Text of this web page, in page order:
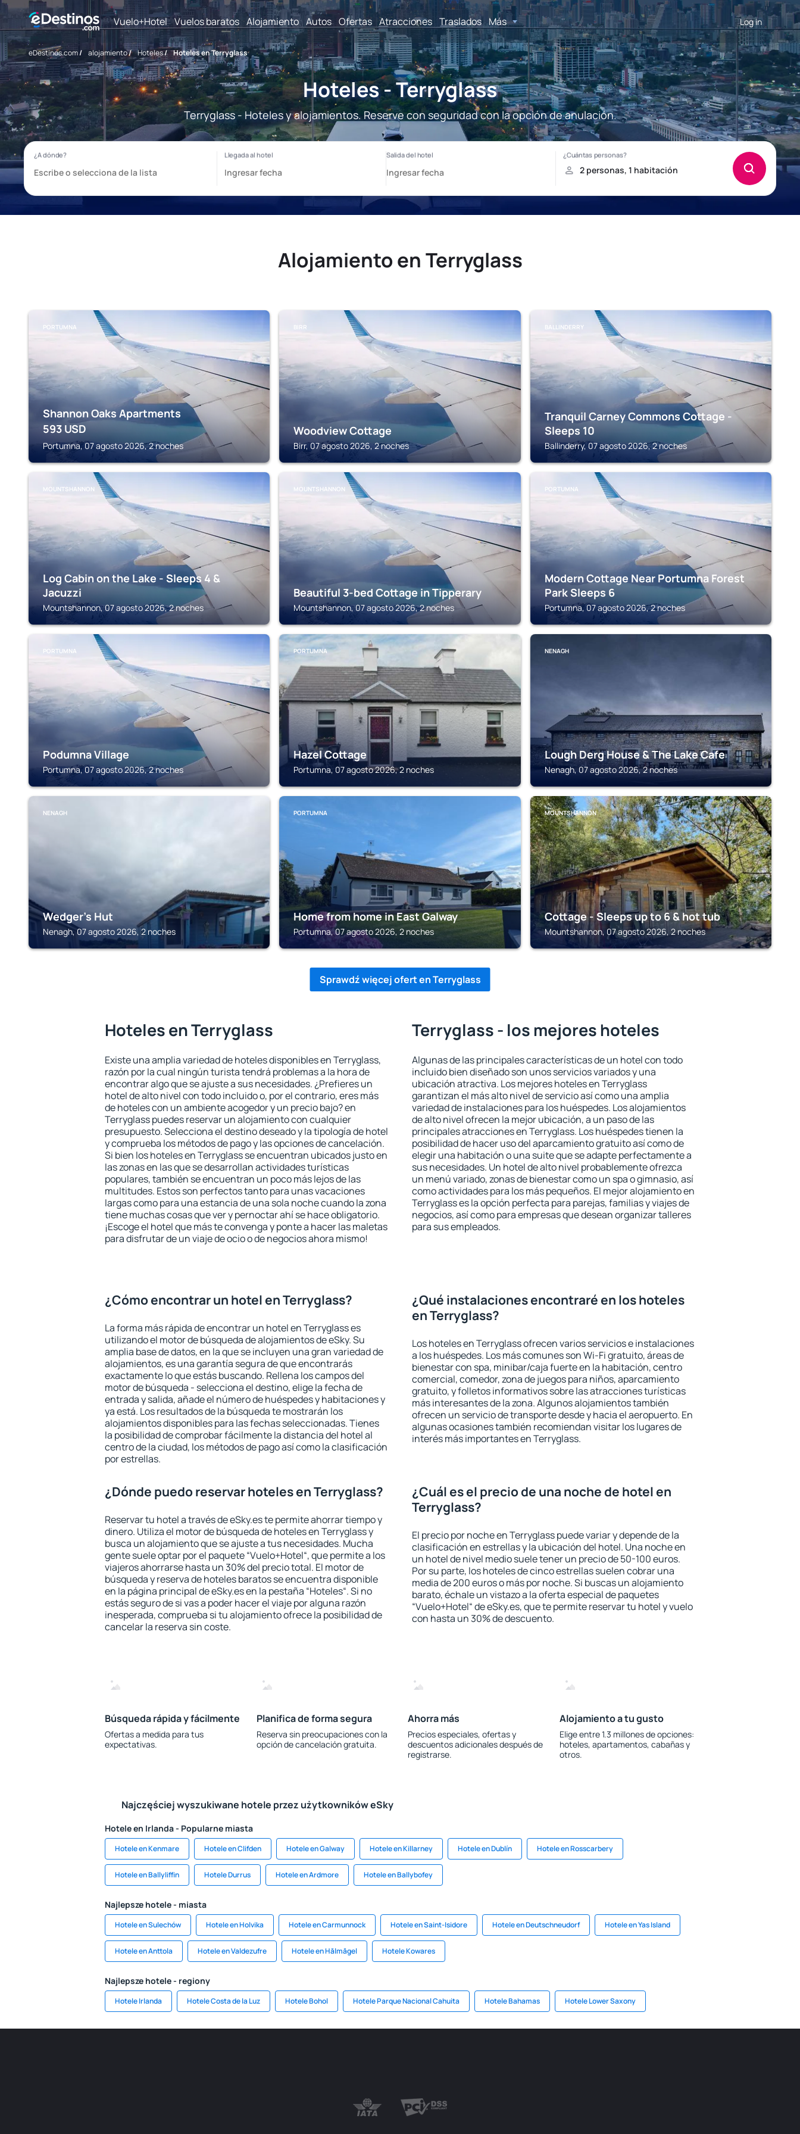
Vuelo+Hotel Vuelos baratos Alojamiento Autos Ofertas Atracciones Traslados Más Log in
eDestinos.com/ alojamiento/ Hoteles/ Hoteles en Terryglass
Hoteles - Terryglass
Terryglass - Hoteles y alojamientos. Reserve con seguridad con la opción de anulación.
Alojamiento en Terryglass
PORTUMNA
Shannon Oaks Apartments
593 USD
Portumna, 07 agosto 2026, 2 noches
BIRR
Woodview Cottage
Birr, 07 agosto 2026, 2 noches
BALLINDERRY
Tranquil Carney Commons Cottage -
Sleeps 10
Ballinderry, 07 agosto 2026, 2 noches
MOUNTSHANNON
Log Cabin on the Lake - Sleeps 4 &
Jacuzzi
Mountshannon, 07 agosto 2026, 2 noches
MOUNTSHANNON
Beautiful 3-bed Cottage in Tipperary
Mountshannon, 07 agosto 2026, 2 noches
PORTUMNA
Modern Cottage Near Portumna Forest
Park Sleeps 6
Portumna, 07 agosto 2026, 2 noches
PORTUMNA
Podumna Village
Portumna, 07 agosto 2026, 2 noches
PORTUMNA
Hazel Cottage
Portumna, 07 agosto 2026, 2 noches
NENAGH
Lough Derg House & The Lake Cafe
Nenagh, 07 agosto 2026, 2 noches
NENAGH
Wedger's Hut
Nenagh, 07 agosto 2026, 2 noches
PORTUMNA
Home from home in East Galway
Portumna, 07 agosto 2026, 2 noches
MOUNTSHANNON
Cottage - Sleeps up to 6 & hot tub
Mountshannon, 07 agosto 2026, 2 noches
Sprawdź więcej ofert en Terryglass
Hoteles en Terryglass
Existe una amplia variedad de hoteles disponibles en Terryglass,
razón por la cual ningún turista tendrá problemas a la hora de
encontrar algo que se ajuste a sus necesidades. ¿Prefieres un
hotel de alto nivel con todo incluido o, por el contrario, eres más
de hoteles con un ambiente acogedor y un precio bajo? en
Terryglass puedes reservar un alojamiento con cualquier
presupuesto. Selecciona el destino deseado y la tipología de hotel
y comprueba los métodos de pago y las opciones de cancelación.
Si bien los hoteles en Terryglass se encuentran ubicados justo en
las zonas en las que se desarrollan actividades turísticas
populares, también se encuentran un poco más lejos de las
multitudes. Estos son perfectos tanto para unas vacaciones
largas como para una estancia de una sola noche cuando la zona
tiene muchas cosas que ver y pernoctar ahí se hace obligatorio.
¡Escoge el hotel que más te convenga y ponte a hacer las maletas
para disfrutar de un viaje de ocio o de negocios ahora mismo!
Terryglass - los mejores hoteles
Algunas de las principales características de un hotel con todo
incluido bien diseñado son unos servicios variados y una
ubicación atractiva. Los mejores hoteles en Terryglass
garantizan el más alto nivel de servicio así como una amplia
variedad de instalaciones para los huéspedes. Los alojamientos
de alto nivel ofrecen la mejor ubicación, a un paso de las
principales atracciones en Terryglass. Los huéspedes tienen la
posibilidad de hacer uso del aparcamiento gratuito así como de
elegir una habitación o una suite que se adapte perfectamente a
sus necesidades. Un hotel de alto nivel probablemente ofrezca
un menú variado, zonas de bienestar como un spa o gimnasio, así
como actividades para los más pequeños. El mejor alojamiento en
Terryglass es la opción perfecta para parejas, familias y viajes de
negocios, así como para empresas que desean organizar talleres
para sus empleados.
¿Cómo encontrar un hotel en Terryglass?
La forma más rápida de encontrar un hotel en Terryglass es
utilizando el motor de búsqueda de alojamientos de eSky. Su
amplia base de datos, en la que se incluyen una gran variedad de
alojamientos, es una garantía segura de que encontrarás
exactamente lo que estás buscando. Rellena los campos del
motor de búsqueda - selecciona el destino, elige la fecha de
entrada y salida, añade el número de huéspedes y habitaciones y
ya está. Los resultados de la búsqueda te mostrarán los
alojamientos disponibles para las fechas seleccionadas. Tienes
la posibilidad de comprobar fácilmente la distancia del hotel al
centro de la ciudad, los métodos de pago así como la clasificación
por estrellas.
¿Qué instalaciones encontraré en los hoteles
en Terryglass?
Los hoteles en Terryglass ofrecen varios servicios e instalaciones
a los huéspedes. Los más comunes son Wi-Fi gratuito, áreas de
bienestar con spa, minibar/caja fuerte en la habitación, centro
comercial, comedor, zona de juegos para niños, aparcamiento
gratuito, y folletos informativos sobre las atracciones turísticas
más interesantes de la zona. Algunos alojamientos también
ofrecen un servicio de transporte desde y hacia el aeropuerto. En
algunas ocasiones también recomiendan visitar los lugares de
interés más importantes en Terryglass.
¿Dónde puedo reservar hoteles en Terryglass?
Reservar tu hotel a través de eSky.es te permite ahorrar tiempo y
dinero. Utiliza el motor de búsqueda de hoteles en Terryglass y
busca un alojamiento que se ajuste a tus necesidades. Mucha
gente suele optar por el paquete “Vuelo+Hotel“, que permite a los
viajeros ahorrarse hasta un 30% del precio total. El motor de
búsqueda y reserva de hoteles baratos se encuentra disponible
en la página principal de eSky.es en la pestaña “Hoteles“. Si no
estás seguro de si vas a poder hacer el viaje por alguna razón
inesperada, comprueba si tu alojamiento ofrece la posibilidad de
cancelar la reserva sin coste.
¿Cuál es el precio de una noche de hotel en
Terryglass?
El precio por noche en Terryglass puede variar y depende de la
clasificación en estrellas y la ubicación del hotel. Una noche en
un hotel de nivel medio suele tener un precio de 50-100 euros.
Por su parte, los hoteles de cinco estrellas suelen cobrar una
media de 200 euros o más por noche. Si buscas un alojamiento
barato, échale un vistazo a la oferta especial de paquetes
“Vuelo+Hotel“ de eSky.es, que te permite reservar tu hotel y vuelo
con hasta un 30% de descuento.
Búsqueda rápida y fácilmente
Ofertas a medida para tus
expectativas.
Planifica de forma segura
Reserva sin preocupaciones con la
opción de cancelación gratuita.
Ahorra más
Precios especiales, ofertas y
descuentos adicionales después de
registrarse.
Alojamiento a tu gusto
Elige entre 1.3 millones de opciones:
hoteles, apartamentos, cabañas y
otros.
Najczęściej wyszukiwane hotele przez użytkowników eSky
Hotele en Irlanda - Popularne miasta
Hotele en Kenmare Hotele en Clifden Hotele en Galway Hotele en Killarney Hotele en Dublín Hotele en Rosscarbery
Hotele en Ballyliffin Hotele Durrus Hotele en Ardmore Hotele en Ballybofey
Najlepsze hotele - miasta
Hotele en Sulechów Hotele en Holvika Hotele en Carmunnock Hotele en Saint-Isidore Hotele en Deutschneudorf Hotele en Yas Island
Hotele en Anttola Hotele en Valdezufre Hotele en Hălmăgel Hotele Kowares
Najlepsze hotele - regiony
Hotele Irlanda Hotele Costa de la Luz Hotele Bohol Hotele Parque Nacional Cahuita Hotele Bahamas Hotele Lower Saxony